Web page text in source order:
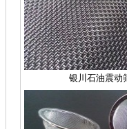
银川石油震动